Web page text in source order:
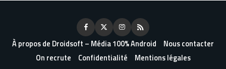
À propos de Droidsoft – Média 100% Android
Nous contacter
On recrute
Confidentialité Mentions légales